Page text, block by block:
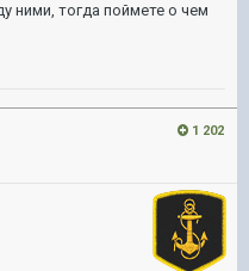
ними, тогда поймете о чем
1 202